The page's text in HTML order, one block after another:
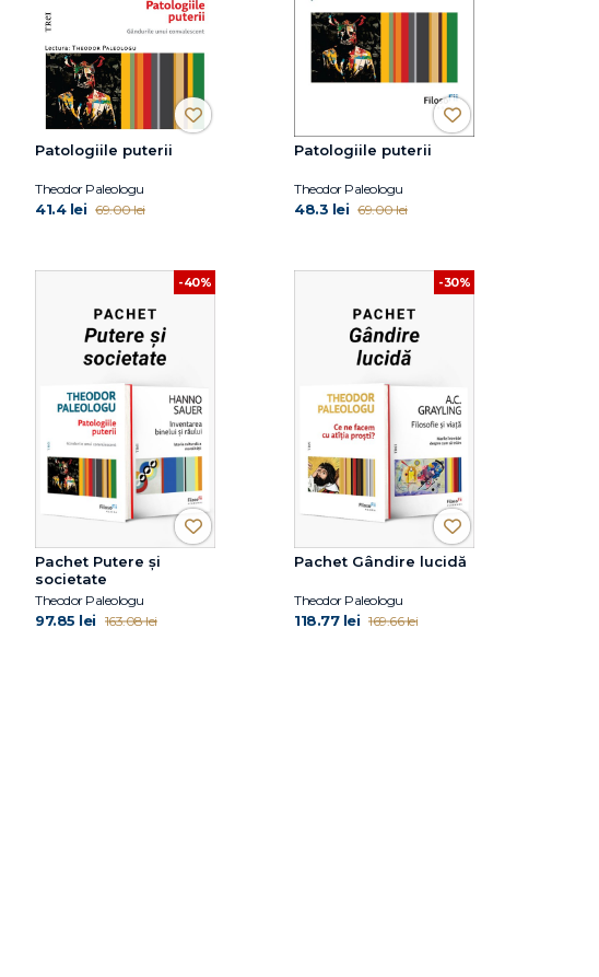
Patologiile puterii
Theodor Paleologu
41.4 lei 69.00 lei
Patologiile puterii
Theodor Paleologu
48.3 lei 69.00 lei
-40%
Pachet Putere și
societate
Theodor Paleologu
97.85 lei 163.08 lei
-30%
Pachet Gândire lucidă
Theodor Paleologu
118.77 lei 169.66 lei